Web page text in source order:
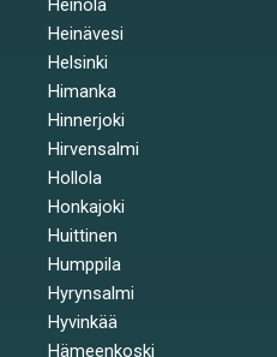
Heinola
Heinävesi
Helsinki
Himanka
Hinnerjoki
Hirvensalmi
Hollola
Honkajoki
Huittinen
Humppila
Hyrynsalmi
Hyvinkää
Hämeenkoski